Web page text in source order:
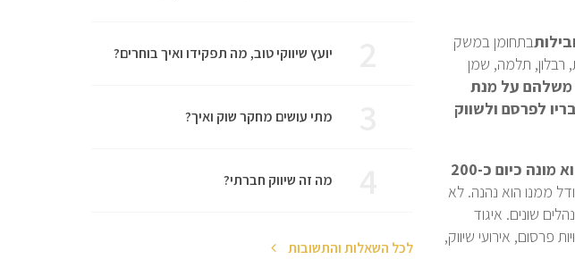
בתחומן במשק
רבלון, תלמה, שמן
משלהם על מנת
לפרסם ולשווק
מיום הקמתו גדל איגוד השיווק הישראלי (כאמור קודם לכן נקרא איגוד המפרסמים) והוא מונה כיום כ-200
ממנו הוא נהנה. לא
שונים. איגוד
פרסום, אירועי שיווק,
יועץ שיווקי טוב, מה תפקידו ואיך בוחרים?
מתי עושים מחקר שוק ואיך?
מה זה שיווק חברתי?
לכל השאלות והתשובות